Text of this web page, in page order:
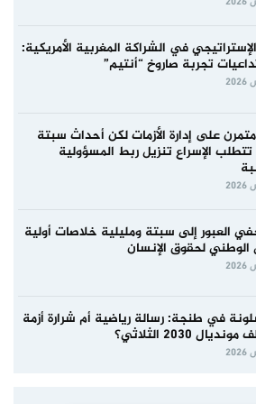
في الشراكة المغربية الأمريكية:
تجربة صاروخ “أنتيم”
على إدارة الأزمات لكن أحداث سبتة
تتطلب الإسراع تنزيل ربط المسؤولية
العبور إلى سبتة ومليلية خلاصات أولية
لحقوق الإنسان
في طنجة: رسالة رياضية أم شرارة أزمة
2030 الثلاثي؟